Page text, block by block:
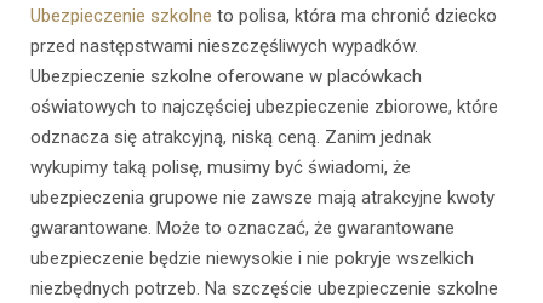
Ubezpieczenie szkolne to polisa, która ma chronić dziecko
przed następstwami nieszczęśliwych wypadków.
Ubezpieczenie szkolne oferowane w placówkach
oświatowych to najczęściej ubezpieczenie zbiorowe, które
odznacza się atrakcyjną, niską ceną. Zanim jednak
wykupimy taką polisę, musimy być świadomi, że
ubezpieczenia grupowe nie zawsze mają atrakcyjne kwoty
gwarantowane. Może to oznaczać, że gwarantowane
ubezpieczenie będzie niewysokie i nie pokryje wszelkich
niezbędnych potrzeb. Na szczęście ubezpieczenie szkolne